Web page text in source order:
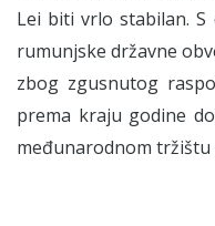
Lei biti vrlo stabilan.
rumunjske državne
zbog zgusnutog
prema kraju godine
međunarodnom